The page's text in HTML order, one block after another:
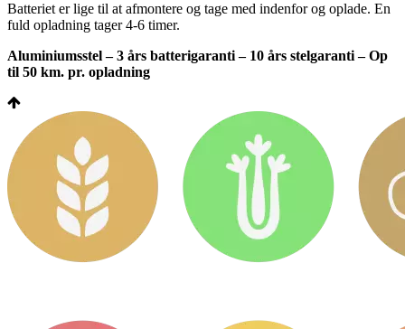
Batteriet er lige til at afmontere og tage med indenfor og oplade. En
fuld opladning tager 4-6 timer.
Aluminiumsstel – 3 års batterigaranti – 10 års stelgaranti – Op
til 50 km. pr. opladning